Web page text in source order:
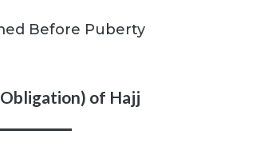
Before Puberty
of Hajj